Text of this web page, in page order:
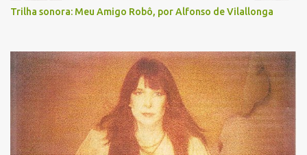
Trilha sonora: Meu Amigo Robô, por Alfonso de Vilallonga